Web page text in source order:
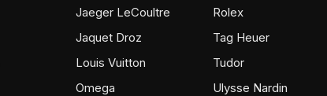
Jaeger LeCoultre
Jaquet Droz
Louis Vuitton
Omega
Rolex
Tag Heuer
Tudor
Ulysse Nardin